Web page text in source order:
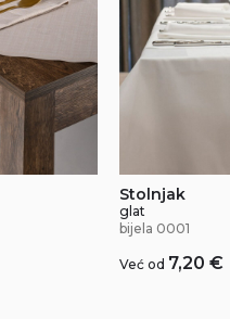
Stolnjak
glat
bijela 0001
Već od 7,20€